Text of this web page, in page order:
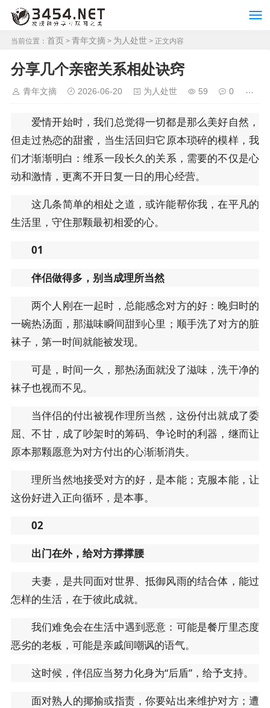
当前位置： 首页 > 青年文摘 > 为人处世 > 正文内容
分享几个亲密关系相处诀窍
青年文摘 2026-06-20 为人处世 59 0
爱情开始时，我们总觉得一切都是那么美好自然，
但走过热恋的甜蜜，当生活回归它原本琐碎的模样，我
们才渐渐明白：维系一段长久的关系，需要的不仅是心
动和激情，更离不开日复一日的用心经营。
这几条简单的相处之道，或许能帮你我，在平凡的
生活里，守住那颗最初相爱的心。
01
伴侣做得多，别当成理所当然
两个人刚在一起时，总能感念对方的好：晚归时的
一碗热汤面，那滋味瞬间甜到心里；顺手洗了对方的脏
袜子，第一时间就能被发现。
可是，时间一久，那热汤面就没了滋味，洗干净的
袜子也视而不见。
当伴侣的付出被视作理所当然，这份付出就成了委
屈、不甘，成了吵架时的筹码、争论时的利器，继而让
原本那颗愿意为对方付出的心渐渐消失。
理所当然地接受对方的好，是本能；克服本能，让
这份好进入正向循环，是本事。
02
出门在外，给对方撑撑腰
夫妻，是共同面对世界、抵御风雨的结合体，能过
怎样的生活，在于彼此成就。
我们难免会在生活中遇到恶意：可能是餐厅里态度
恶劣的老板，可能是亲戚间嘲讽的语气。
这时候，伴侣应当努力化身为“后盾”，给予支持。
面对熟人的揶揄或指责，你要站出来维护对方；遭